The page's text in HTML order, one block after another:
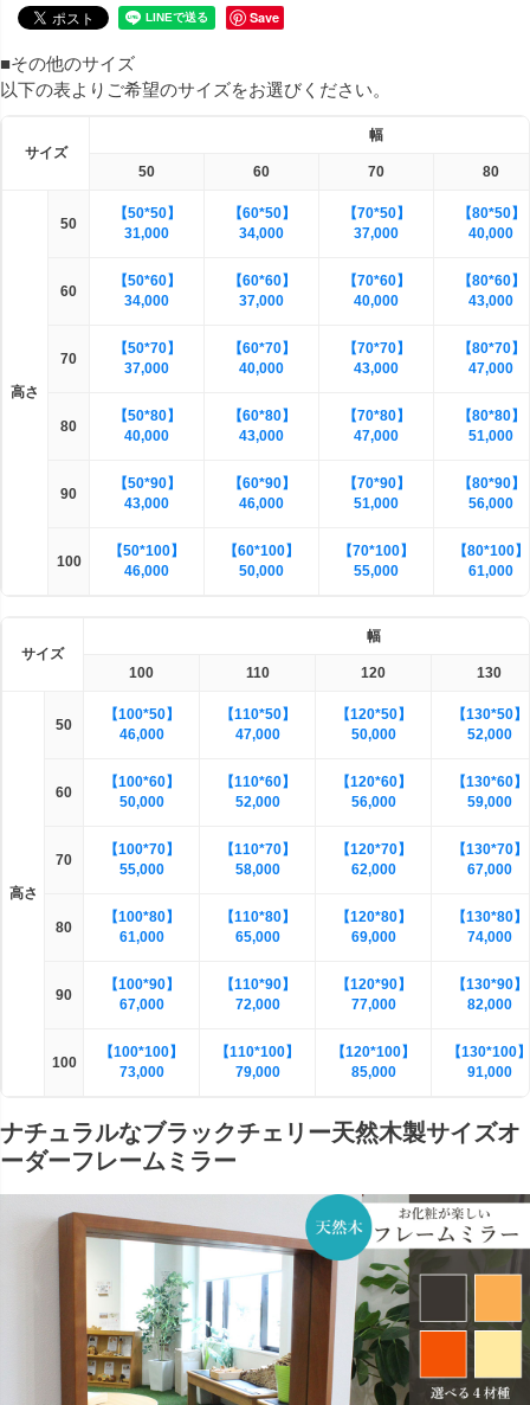
Save
■その他のサイズ
以下の表よりご希望のサイズをお選びください。
サイズ
幅
50 60 70 80
高さ
50
【50*50】
31,000
【60*50】
34,000
【70*50】
37,000
【80*50】
40,000
60
【50*60】
34,000
【60*60】
37,000
【70*60】
40,000
【80*60】
43,000
70
【50*70】
37,000
【60*70】
40,000
【70*70】
43,000
【80*70】
47,000
80
【50*80】
40,000
【60*80】
43,000
【70*80】
47,000
【80*80】
51,000
90
【50*90】
43,000
【60*90】
46,000
【70*90】
51,000
【80*90】
56,000
100
【50*100】
46,000
【60*100】
50,000
【70*100】
55,000
【80*100】
61,000
サイズ
幅
100 110 120 130
高さ
50
【100*50】
46,000
【110*50】
47,000
【120*50】
50,000
【130*50】
52,000
60
【100*60】
50,000
【110*60】
52,000
【120*60】
56,000
【130*60】
59,000
70
【100*70】
55,000
【110*70】
58,000
【120*70】
62,000
【130*70】
67,000
80
【100*80】
61,000
【110*80】
65,000
【120*80】
69,000
【130*80】
74,000
90
【100*90】
67,000
【110*90】
72,000
【120*90】
77,000
【130*90】
82,000
100
【100*100】
73,000
【110*100】
79,000
【120*100】
85,000
【130*100】
91,000
ナチュラルなブラックチェリー天然木製サイズオ
ーダーフレームミラー